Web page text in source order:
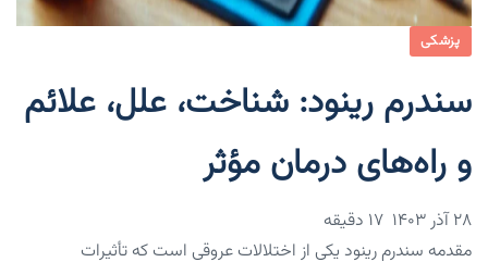
پزشکی
سندرم رینود: شناخت، علل، علائم
و راه‌های درمان مؤثر
۲۸ آذر ۱۴۰۳
مقدمه سندرم رینود یکی از اختلالات عروقی است که تأثیرات